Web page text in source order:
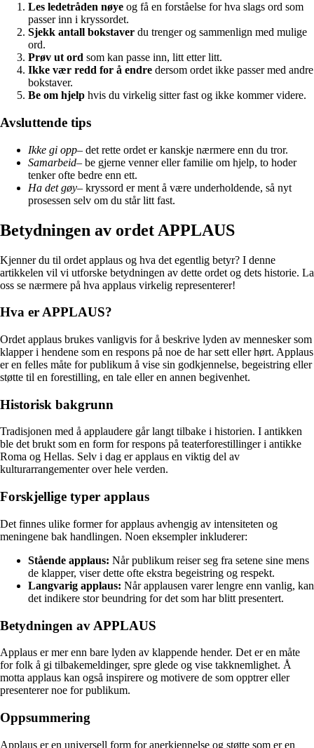
Les ledetråden nøye og få en forståelse for hva slags ord som
passer inn i kryssordet.
Sjekk antall bokstaver du trenger og sammenlign med mulige
ord.
Prøv ut ord som kan passe inn, litt etter litt.
Ikke vær redd for å endre dersom ordet ikke passer med andre
bokstaver.
Be om hjelp hvis du virkelig sitter fast og ikke kommer videre.
Avsluttende tips
Ikke gi opp– det rette ordet er kanskje nærmere enn du tror.
Samarbeid– be gjerne venner eller familie om hjelp, to hoder
tenker ofte bedre enn ett.
Ha det gøy– kryssord er ment å være underholdende, så nyt
prosessen selv om du står litt fast.
Betydningen av ordet APPLAUS
Kjenner du til ordet applaus og hva det egentlig betyr? I denne
artikkelen vil vi utforske betydningen av dette ordet og dets historie. La
oss se nærmere på hva applaus virkelig representerer!
Hva er APPLAUS?
Ordet applaus brukes vanligvis for å beskrive lyden av mennesker som
klapper i hendene som en respons på noe de har sett eller hørt. Applaus
er en felles måte for publikum å vise sin godkjennelse, begeistring eller
støtte til en forestilling, en tale eller en annen begivenhet.
Historisk bakgrunn
Tradisjonen med å applaudere går langt tilbake i historien. I antikken
ble det brukt som en form for respons på teaterforestillinger i antikke
Roma og Hellas. Selv i dag er applaus en viktig del av
kulturarrangementer over hele verden.
Forskjellige typer applaus
Det finnes ulike former for applaus avhengig av intensiteten og
meningene bak handlingen. Noen eksempler inkluderer:
Stående applaus: Når publikum reiser seg fra setene sine mens
de klapper, viser dette ofte ekstra begeistring og respekt.
Langvarig applaus: Når applausen varer lengre enn vanlig, kan
det indikere stor beundring for det som har blitt presentert.
Betydningen av APPLAUS
Applaus er mer enn bare lyden av klappende hender. Det er en måte
for folk å gi tilbakemeldinger, spre glede og vise takknemlighet. Å
motta applaus kan også inspirere og motivere de som opptrer eller
presenterer noe for publikum.
Oppsummering
Applaus er en universell form for anerkjennelse og støtte som er en